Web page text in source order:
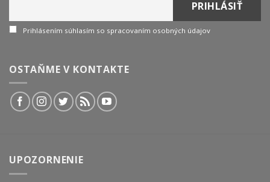
Prihlásením súhlasím so spracovaním osobných údajov
OSTAŇME V KONTAKTE
UPOZORNENIE